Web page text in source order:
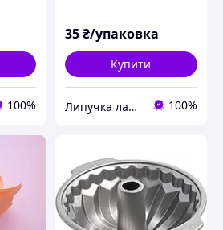
100%
35₴/упаковка
Купити
Липучка лавка кондитера 100%